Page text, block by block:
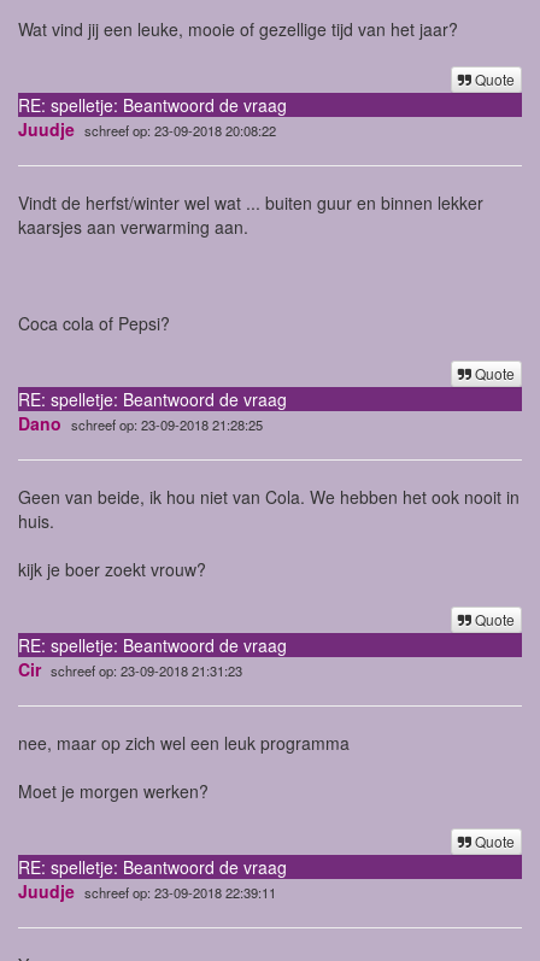
Wat vind jij een leuke, mooie of gezellige tijd van het jaar?
Quote
RE: spelletje: Beantwoord de vraag
Juudje schreef op: 23-09-2018 20:08:22
Vindt de herfst/winter wel wat ... buiten guur en binnen lekker
kaarsjes aan verwarming aan.
Coca cola of Pepsi?
Quote
RE: spelletje: Beantwoord de vraag
Dano schreef op: 23-09-2018 21:28:25
Geen van beide, ik hou niet van Cola. We hebben het ook nooit in
huis.
kijk je boer zoekt vrouw?
Quote
RE: spelletje: Beantwoord de vraag
Cir schreef op: 23-09-2018 21:31:23
nee, maar op zich wel een leuk programma
Moet je morgen werken?
Quote
RE: spelletje: Beantwoord de vraag
Juudje schreef op: 23-09-2018 22:39:11